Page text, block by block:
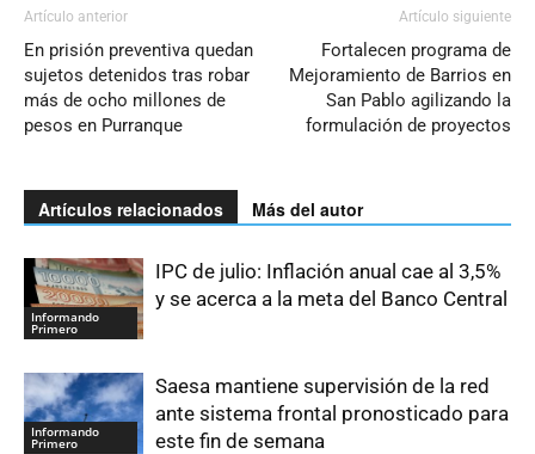
Artículo anterior
En prisión preventiva quedan
sujetos detenidos tras robar
más de ocho millones de
pesos en Purranque
Artículo siguiente
Fortalecen programa de
Mejoramiento de Barrios en
San Pablo agilizando la
formulación de proyectos
Artículos relacionados Más del autor
Informando
Primero
IPC de julio: Inflación anual cae al 3,5%
y se acerca a la meta del Banco Central
Informando
Primero
Saesa mantiene supervisión de la red
ante sistema frontal pronosticado para
este fin de semana